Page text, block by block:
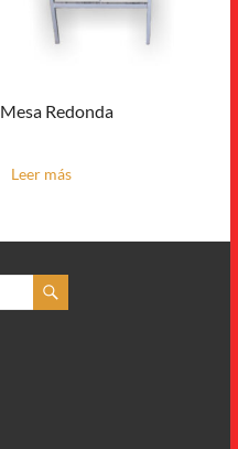
Mesa Redonda
Leer más